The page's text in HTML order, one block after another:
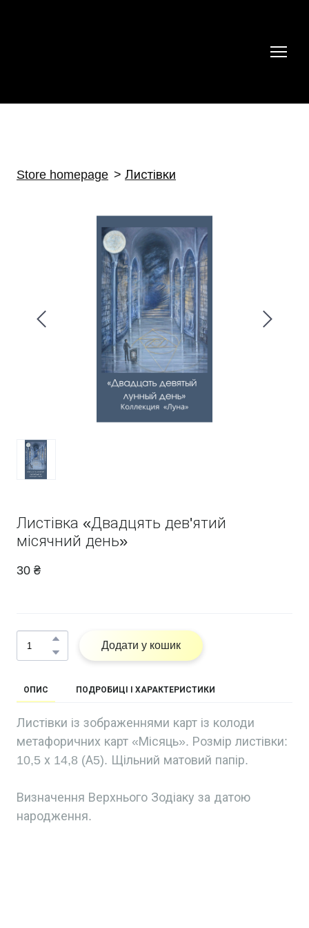
Store homepage Листівки
Листівка «Двадцять дев'ятий
місячний день»
30 ₴
Додати у кошик
ОПИС ПОДРОБИЦІ І ХАРАКТЕРИСТИКИ
Листівки із зображеннями карт із колоди
метафоричних карт «Місяць». Розмір листівки:
10,5 х 14,8 (А5). Щільний матовий папір.
Визначення Верхнього Зодіаку за датою
народження.